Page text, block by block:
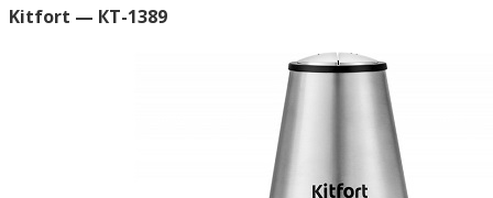
Kitfort — КТ-1389